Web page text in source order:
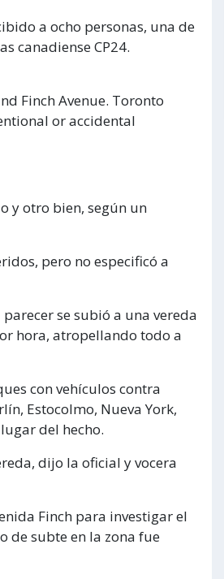
a ocho personas, una de
canadiense CP24.
Finch Avenue. Toronto
or accidental
y otro bien, según un
pero no especificó a
se subió a una vereda
hora, atropellando todo a
con vehículos contra
Estocolmo, Nueva York,
del hecho.
dijo la oficial y vocera
Finch para investigar el
de subte en la zona fue